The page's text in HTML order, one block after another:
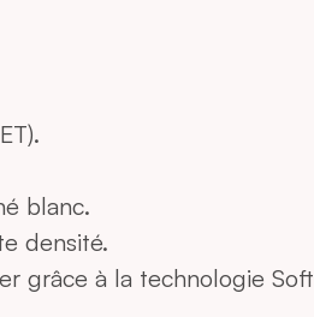
blanc.
densité.
grâce à la technologie Soft